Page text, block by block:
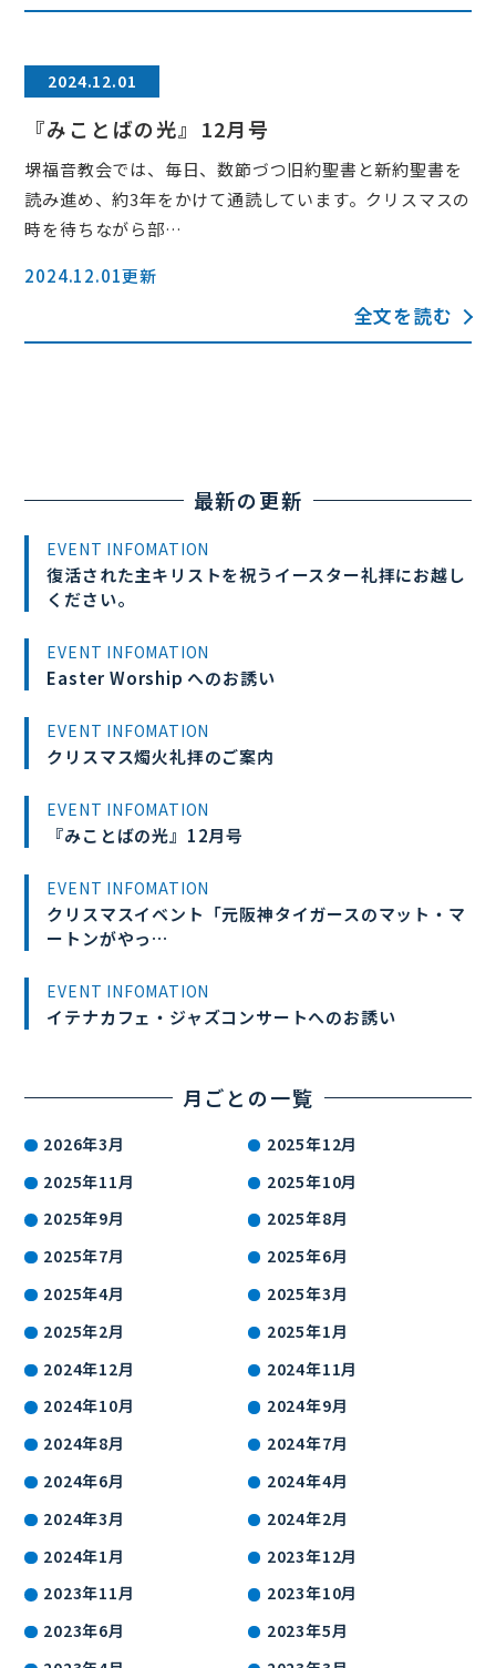
2024.12.01
『みことばの光』12月号
堺福音教会では、毎日、数節づつ旧約聖書と新約聖書を
読み進め、約3年をかけて通読しています。クリスマスの
時を待ちながら部…
2024.12.01更新
全文を読む
最新の更新
EVENT INFOMATION
復活された主キリストを祝うイースター礼拝にお越し
ください。
EVENT INFOMATION
Easter Worship へのお誘い
EVENT INFOMATION
クリスマス燭火礼拝のご案内
EVENT INFOMATION
『みことばの光』12月号
EVENT INFOMATION
クリスマスイベント「元阪神タイガースのマット・マ
ートンがやっ…
EVENT INFOMATION
イテナカフェ・ジャズコンサートへのお誘い
月ごとの一覧
2026年3月
2025年12月
2025年11月
2025年10月
2025年9月
2025年8月
2025年7月
2025年6月
2025年4月
2025年3月
2025年2月
2025年1月
2024年12月
2024年11月
2024年10月
2024年9月
2024年8月
2024年7月
2024年6月
2024年4月
2024年3月
2024年2月
2024年1月
2023年12月
2023年11月
2023年10月
2023年6月
2023年5月